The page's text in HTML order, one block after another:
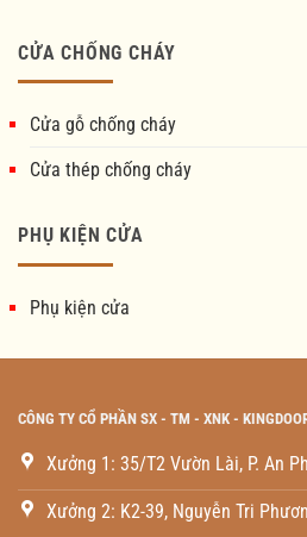
CỬA CHỐNG CHÁY
Cửa gỗ chống cháy
Cửa thép chống cháy
PHỤ KIỆN CỬA
Phụ kiện cửa
CÔNG TY CỔ PHẦN SX - TM - XNK -
Xưởng 1: 35/T2 Vườn Lài, P. An
Xưởng 2: K2-39, Nguyễn Tri